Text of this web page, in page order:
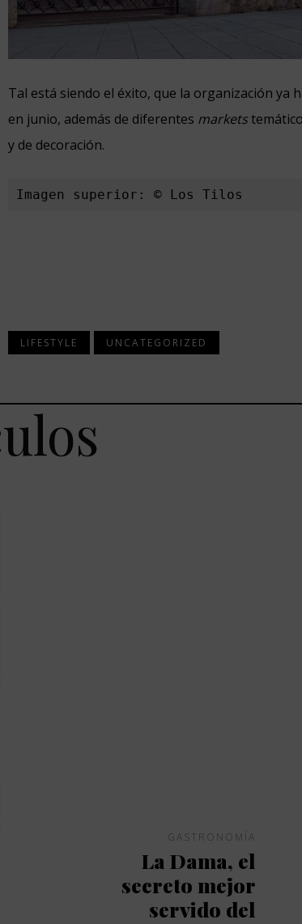
Tal está siendo el éxito, que la organización ya
en junio, además de diferentes markets
y de decoración.
Imagen superior: © Los Tilos
LIFESTYLE UNCATEGORIZED
GASTRONOMÍA
La Dama, el
secreto mejor
servido del